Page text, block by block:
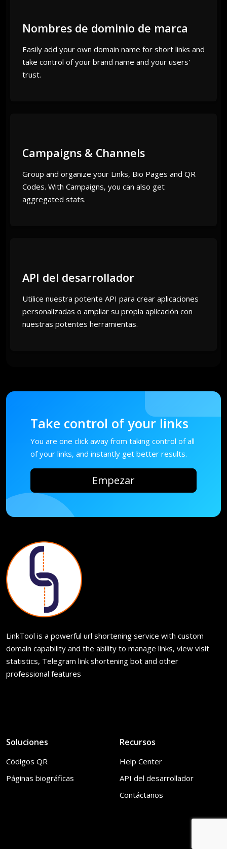
Nombres de dominio de marca
Easily add your own domain name for short links and
take control of your brand name and your users'
trust.
Campaigns & Channels
Group and organize your Links, Bio Pages and QR
Codes. With Campaigns, you can also get
aggregated stats.
API del desarrollador
Utilice nuestra potente API para crear aplicaciones
personalizadas o ampliar su propia aplicación con
nuestras potentes herramientas.
Take control of your links
You are one click away from taking control of all
of your links, and instantly get better results.
Empezar
LinkTool is a powerful url shortening service with custom
domain capability and the ability to manage links, view visit
statistics, Telegram link shortening bot and other
professional features
Soluciones
Códigos QR
Páginas biográficas
Recursos
Help Center
API del desarrollador
Contáctanos